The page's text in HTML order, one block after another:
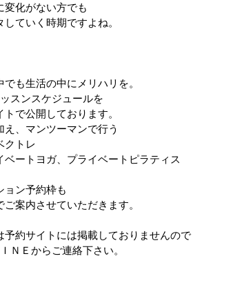
変化がない方でも
していく時期ですよね。
でも生活の中にメリハリを。
スンスケジュールを
トで公開しております。
え、マンツーマンで行う
クトレ
ベートヨガ、プライベートピラティス
ョン予約枠も
ご案内させていただきます。
予約サイトには掲載しておりませんので
ＮＥからご連絡下さい。